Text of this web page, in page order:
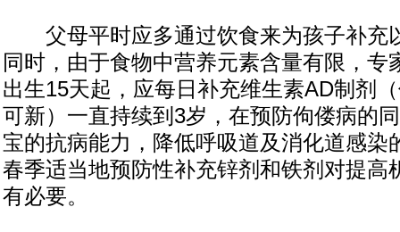
父母平时应多通过饮食来为孩子补充
同时，由于食物中营养元素含量有限，专
出生15天起，应每日补充维生素AD制剂
可新）一直持续到3岁，在预防佝偻病的
宝的抗病能力，降低呼吸道及消化道感染
春季适当地预防性补充锌剂和铁剂对提高
有必要。